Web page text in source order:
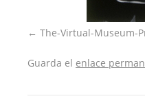
The-Virtual-Museum-
Guarda el enlace